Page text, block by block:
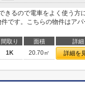
きるので電車をよく使う方
です。こちらの物件はア
間取り 面積 詳細
1K 20.70㎡ 詳細を